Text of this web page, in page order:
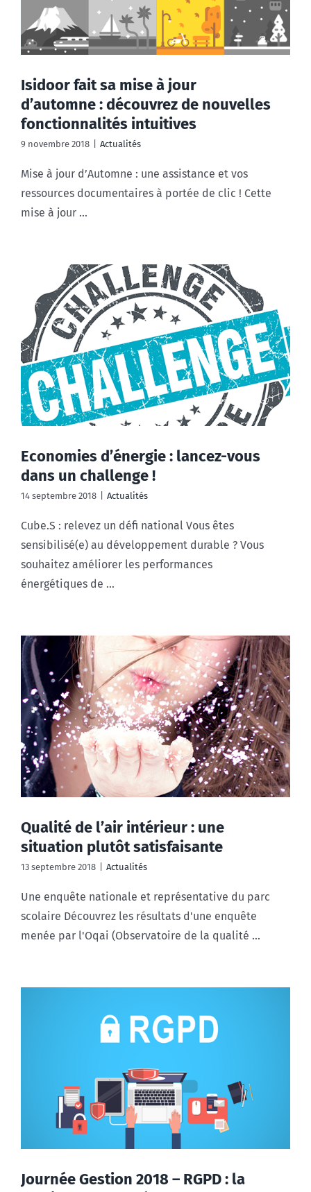
Isidoor fait sa mise à jour
d’automne : découvrez de nouvelles
fonctionnalités intuitives
9 novembre 2018 Actualités
Mise à jour d’Automne : une assistance et vos
ressources documentaires à portée de clic ! Cette
mise à jour ...
Economies d’énergie : lancez-vous
dans un challenge !
14 septembre 2018 Actualités
Cube.S : relevez un défi national Vous êtes
sensibilisé(e) au développement durable ? Vous
souhaitez améliorer les performances
énergétiques de ...
Qualité de l’air intérieur : une
situation plutôt satisfaisante
13 septembre 2018 Actualités
Une enquête nationale et représentative du parc
scolaire Découvrez les résultats d'une enquête
menée par l'Oqai (Observatoire de la qualité ...
Journée Gestion 2018 – RGPD : la